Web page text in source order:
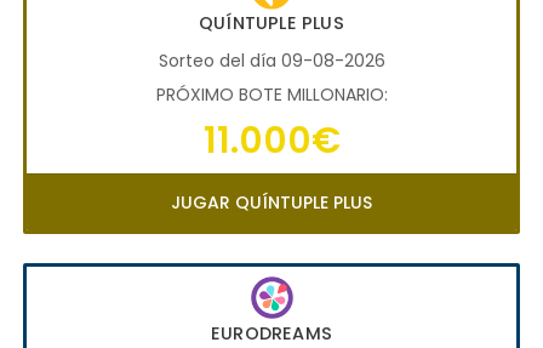
QUÍNTUPLE PLUS
Sorteo del día 09-08-2026
PRÓXIMO BOTE MILLONARIO:
11.000€
JUGAR QUÍNTUPLE PLUS
EURODREAMS